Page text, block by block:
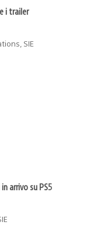
i trailer
SIE
arrivo su PS5